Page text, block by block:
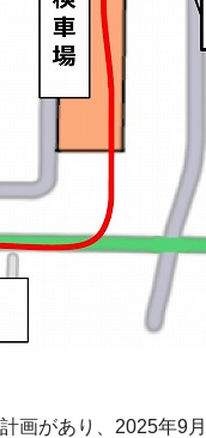
画があり、2025年9